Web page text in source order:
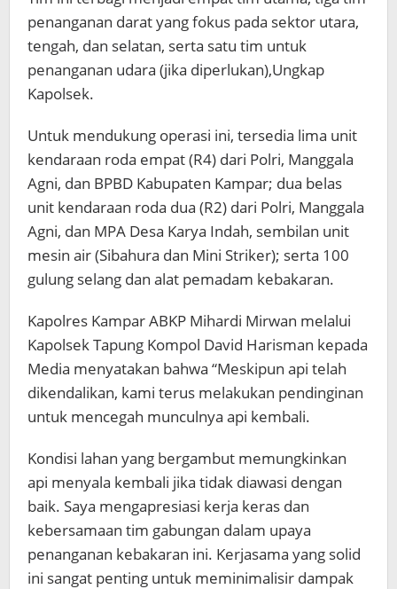
penanganan darat yang fokus pada sektor utara,
tengah, dan selatan, serta satu tim untuk
penanganan udara (jika diperlukan),Ungkap
Kapolsek.
Untuk mendukung operasi ini, tersedia lima unit
kendaraan roda empat (R4) dari Polri, Manggala
Agni, dan BPBD Kabupaten Kampar; dua belas
unit kendaraan roda dua (R2) dari Polri, Manggala
Agni, dan MPA Desa Karya Indah, sembilan unit
mesin air (Sibahura dan Mini Striker); serta 100
gulung selang dan alat pemadam kebakaran.
Kapolres Kampar ABKP Mihardi Mirwan melalui
Kapolsek Tapung Kompol David Harisman kepada
Media menyatakan bahwa “Meskipun api telah
dikendalikan, kami terus melakukan pendinginan
untuk mencegah munculnya api kembali.
Kondisi lahan yang bergambut memungkinkan
api menyala kembali jika tidak diawasi dengan
baik. Saya mengapresiasi kerja keras dan
kebersamaan tim gabungan dalam upaya
penanganan kebakaran ini. Kerjasama yang solid
ini sangat penting untuk meminimalisir dampak